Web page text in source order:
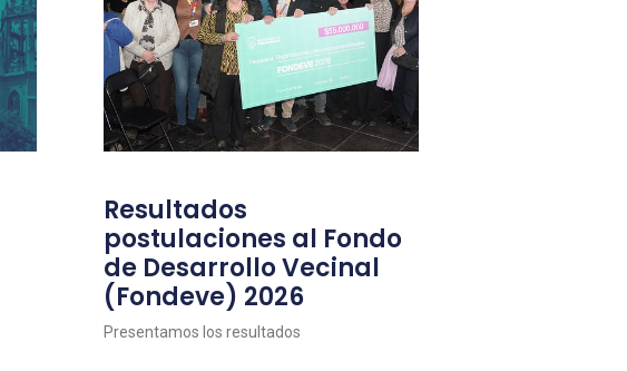
Resultados
postulaciones al Fondo
de Desarrollo Vecinal
(Fondeve) 2026
Presentamos los resultados